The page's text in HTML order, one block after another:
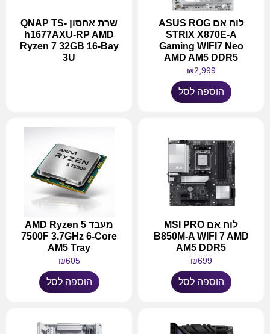
לוח אם ASUS ROG
STRIX X870E-A
Gaming WIFI7 Neo
AMD AM5 DDR5
₪2,999
הוספה לסל
שרת אחסון QNAP TS-
h1677AXU-RP AMD
Ryzen 7 32GB 16-Bay
3U
לוח אם MSI PRO
B850M-A WIFI 7 AMD
AM5 DDR5
₪699
הוספה לסל
מעבד AMD Ryzen 5
7500F 3.7GHz 6-Core
AM5 Tray
₪605
הוספה לסל